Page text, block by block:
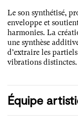
Le son synthétisé,
enveloppe et
harmonies. La
une synthèse
d’extraire les
vibrations distinctes.
Équipe